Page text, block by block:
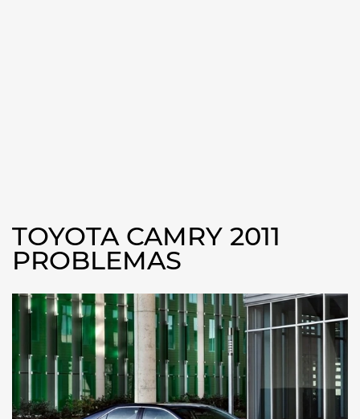
TOYOTA CAMRY 2011
PROBLEMAS